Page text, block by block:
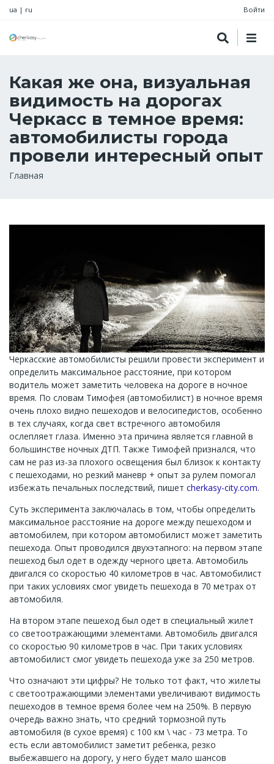
ua | ru Войти
Какая же она, визуальная
видимость на дорогах
Черкасс в темное время:
автомобилисты города
провели интересный опыт
Строка
Главная
Черкасские автомобилисты решили провести эксперимент и
определить максимальное расстояние, при котором
водитель может заметить человека на дороге в ночное
время. По словам Тимофея (автомобилист) в ночное время
очень плохо видно пешеходов и велосипедистов, особенно
в тех случаях, когда свет встречного автомобиля
ослепляет глаза. Именно эта причина является главной в
большинстве ночных ДТП. Также Тимофей признался, что
сам не раз из-за плохого освещения был близок к контакту
с пешеходами, но резкий маневр + опыт за рулем помогал
избежать печальных последствий, пишет cherkasy-city.com.
Суть эксперимента заключалась в том, чтобы определить
максимальное расстояние на дороге между пешеходом и
автомобилем, при котором автомобилист может заметить
пешехода. Опыт проводился двухэтапного: на первом этапе
пешеход был одет в одежду черного цвета. Автомобиль
двигался со скоростью 40 километров в час. Автомобилист
при таких условиях смог увидеть пешехода в 70 метрах от
автомобиля.
На втором этапе пешеход был одет в специальный жилет
со светоотражающими элементами. Автомобиль двигался
со скоростью 90 километров в час. При таких условиях
автомобилист смог увидеть пешехода уже за 250 метров.
Что означают эти цифры? Не только тот факт, что жилеты
с светоотражающими элементами увеличивают видимость
пешеходов в темное время более чем на 250%. В первую
очередь важно знать, что средний тормозной путь
автомобиля (в сухое время) с 100 км \ час - 73 метра. То
есть если автомобилист заметит ребенка, резко
выбежавшего на дорогу, у него будет мало шансов